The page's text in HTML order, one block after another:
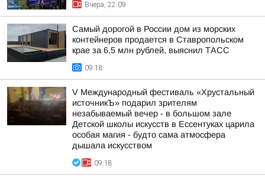
Вчера, 22:09
Самый дорогой в России дом из морских
контейнеров продается в Ставропольском
крае за 6,5 млн рублей, выяснил ТАСС
09:18
V Международный фестиваль «Хрустальный
источникЪ» подарил зрителям
незабываемый вечер - в большом зале
Детской школы искусств в Ессентуках царила
особая магия - будто сама атмосфера
дышала искусством
09:18